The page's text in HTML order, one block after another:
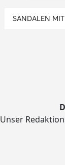
SANDALEN
Unser